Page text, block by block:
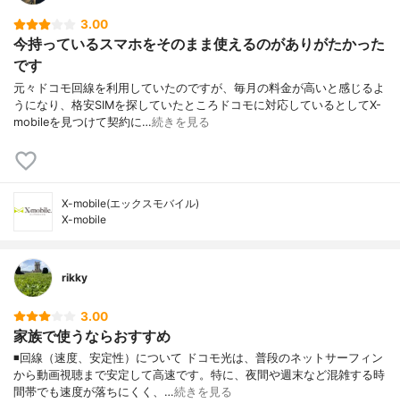
3.00
今持っているスマホをそのまま使えるのがありがたかった
です
元々ドコモ回線を利用していたのですが、毎月の料金が高いと感じるよ
うになり、格安SIMを探していたところドコモに対応しているとしてX-
mobileを見つけて契約に…続きを見る
X-mobile(エックスモバイル)
X-mobile
rikky
3.00
家族で使うならおすすめ
◾️回線（速度、安定性）について ドコモ光は、普段のネットサーフィン
から動画視聴まで安定して高速です。特に、夜間や週末など混雑する時
間帯でも速度が落ちにくく、…続きを見る